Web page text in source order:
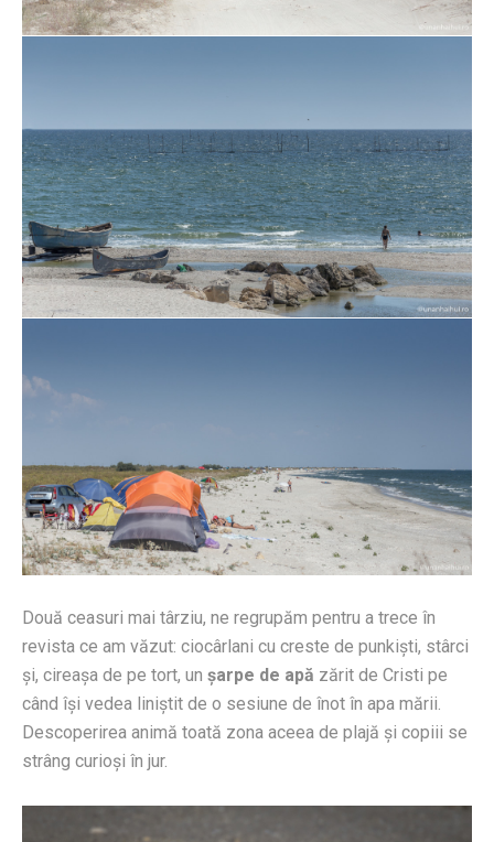
Două ceasuri mai târziu, ne regrupăm pentru a trece în
revista ce am văzut: ciocârlani cu creste de punkişti, stârci
şi, cireaşa de pe tort, un şarpe de apă zărit de Cristi pe
când îşi vedea liniştit de o sesiune de înot în apa mării.
Descoperirea animă toată zona aceea de plajă şi copiii se
strâng curioşi în jur.